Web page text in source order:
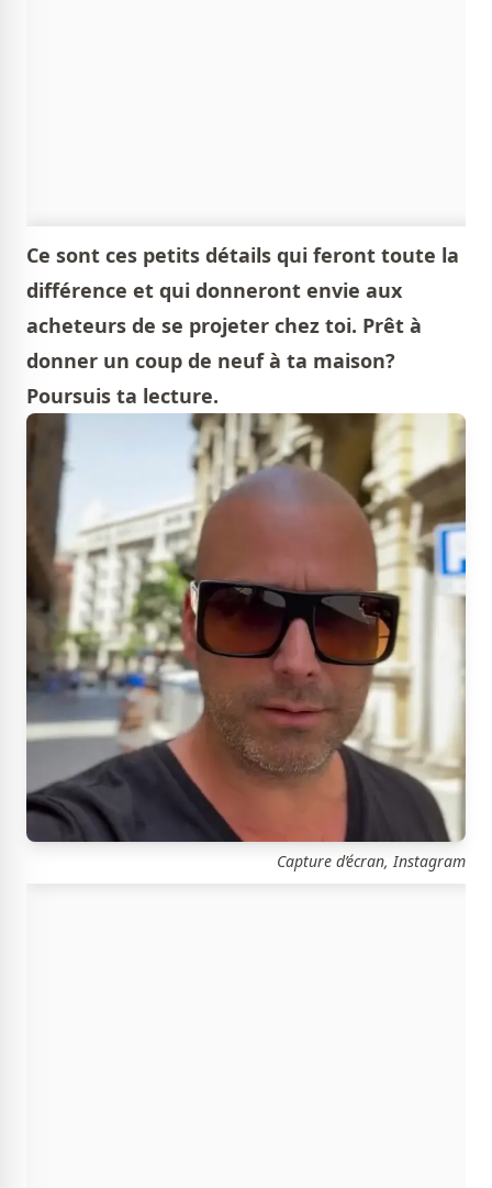
Ce sont ces petits détails qui feront toute la
différence et qui donneront envie aux
acheteurs de se projeter chez toi. Prêt à
donner un coup de neuf à ta maison?
Poursuis ta lecture.
Capture d’écran, Instagram